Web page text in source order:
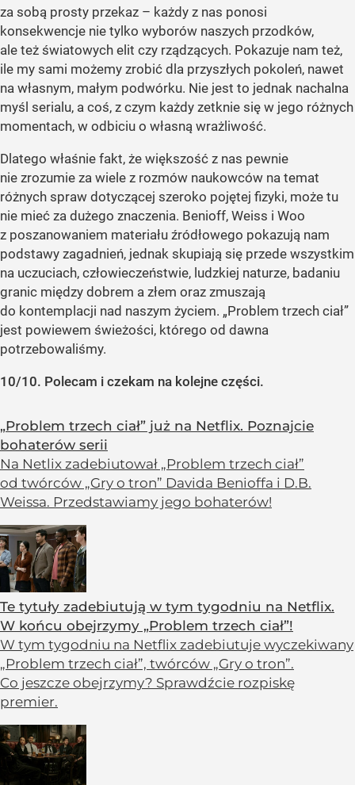
za sobą prosty przekaz – każdy z nas ponosi
konsekwencje nie tylko wyborów naszych przodków,
ale też światowych elit czy rządzących. Pokazuje nam też,
ile my sami możemy zrobić dla przyszłych pokoleń, nawet
na własnym, małym podwórku. Nie jest to jednak nachalna
myśl serialu, a coś, z czym każdy zetknie się w jego różnych
momentach, w odbiciu o własną wrażliwość.
Dlatego właśnie fakt, że większość z nas pewnie
nie zrozumie za wiele z rozmów naukowców na temat
różnych spraw dotyczącej szeroko pojętej fizyki, może tu
nie mieć za dużego znaczenia. Benioff, Weiss i Woo
z poszanowaniem materiału źródłowego pokazują nam
podstawy zagadnień, jednak skupiają się przede wszystkim
na uczuciach, człowieczeństwie, ludzkiej naturze, badaniu
granic między dobrem a złem oraz zmuszają
do kontemplacji nad naszym życiem. „Problem trzech ciał”
jest powiewem świeżości, którego od dawna
potrzebowaliśmy.
10/10. Polecam i czekam na kolejne części.
„Problem trzech ciał” już na Netflix. Poznajcie
bohaterów serii
Na Netlix zadebiutował „Problem trzech ciał”
od twórców „Gry o tron” Davida Benioffa i D.B.
Weissa. Przedstawiamy jego bohaterów!
Te tytuły zadebiutują w tym tygodniu na Netflix.
W końcu obejrzymy „Problem trzech ciał”!
W tym tygodniu na Netflix zadebiutuje wyczekiwany
„Problem trzech ciał”, twórców „Gry o tron”.
Co jeszcze obejrzymy? Sprawdźcie rozpiskę
premier.